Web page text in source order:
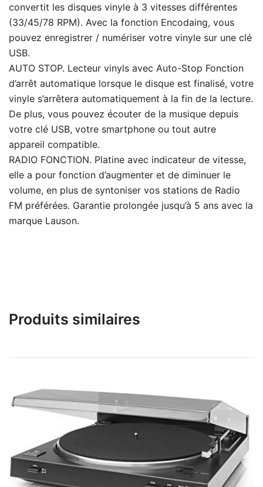
convertit les disques vinyle à 3 vitesses différentes
(33/45/78 RPM). Avec la fonction Encodaing, vous
pouvez enregistrer / numériser votre vinyle sur une clé
USB.
AUTO STOP. Lecteur vinyls avec Auto-Stop Fonction
d’arrêt automatique lorsque le disque est finalisé, votre
vinyle s’arrêtera automatiquement à la fin de la lecture.
De plus, vous pouvez écouter de la musique depuis
votre clé USB, votre smartphone ou tout autre
appareil compatible.
RADIO FONCTION. Platine avec indicateur de vitesse,
elle a pour fonction d’augmenter et de diminuer le
volume, en plus de syntoniser vos stations de Radio
FM préférées. Garantie prolongée jusqu’à 5 ans avec la
marque Lauson.
Produits similaires